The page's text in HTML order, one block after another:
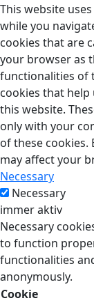
This website
while you
cookies that are
your browser as
functionalities of
cookies that help
this website.
only with your
of these
may affect your
Necessary
Necessary
immer aktiv
Necessary
to function
functionalities
anonymously.
Cookie